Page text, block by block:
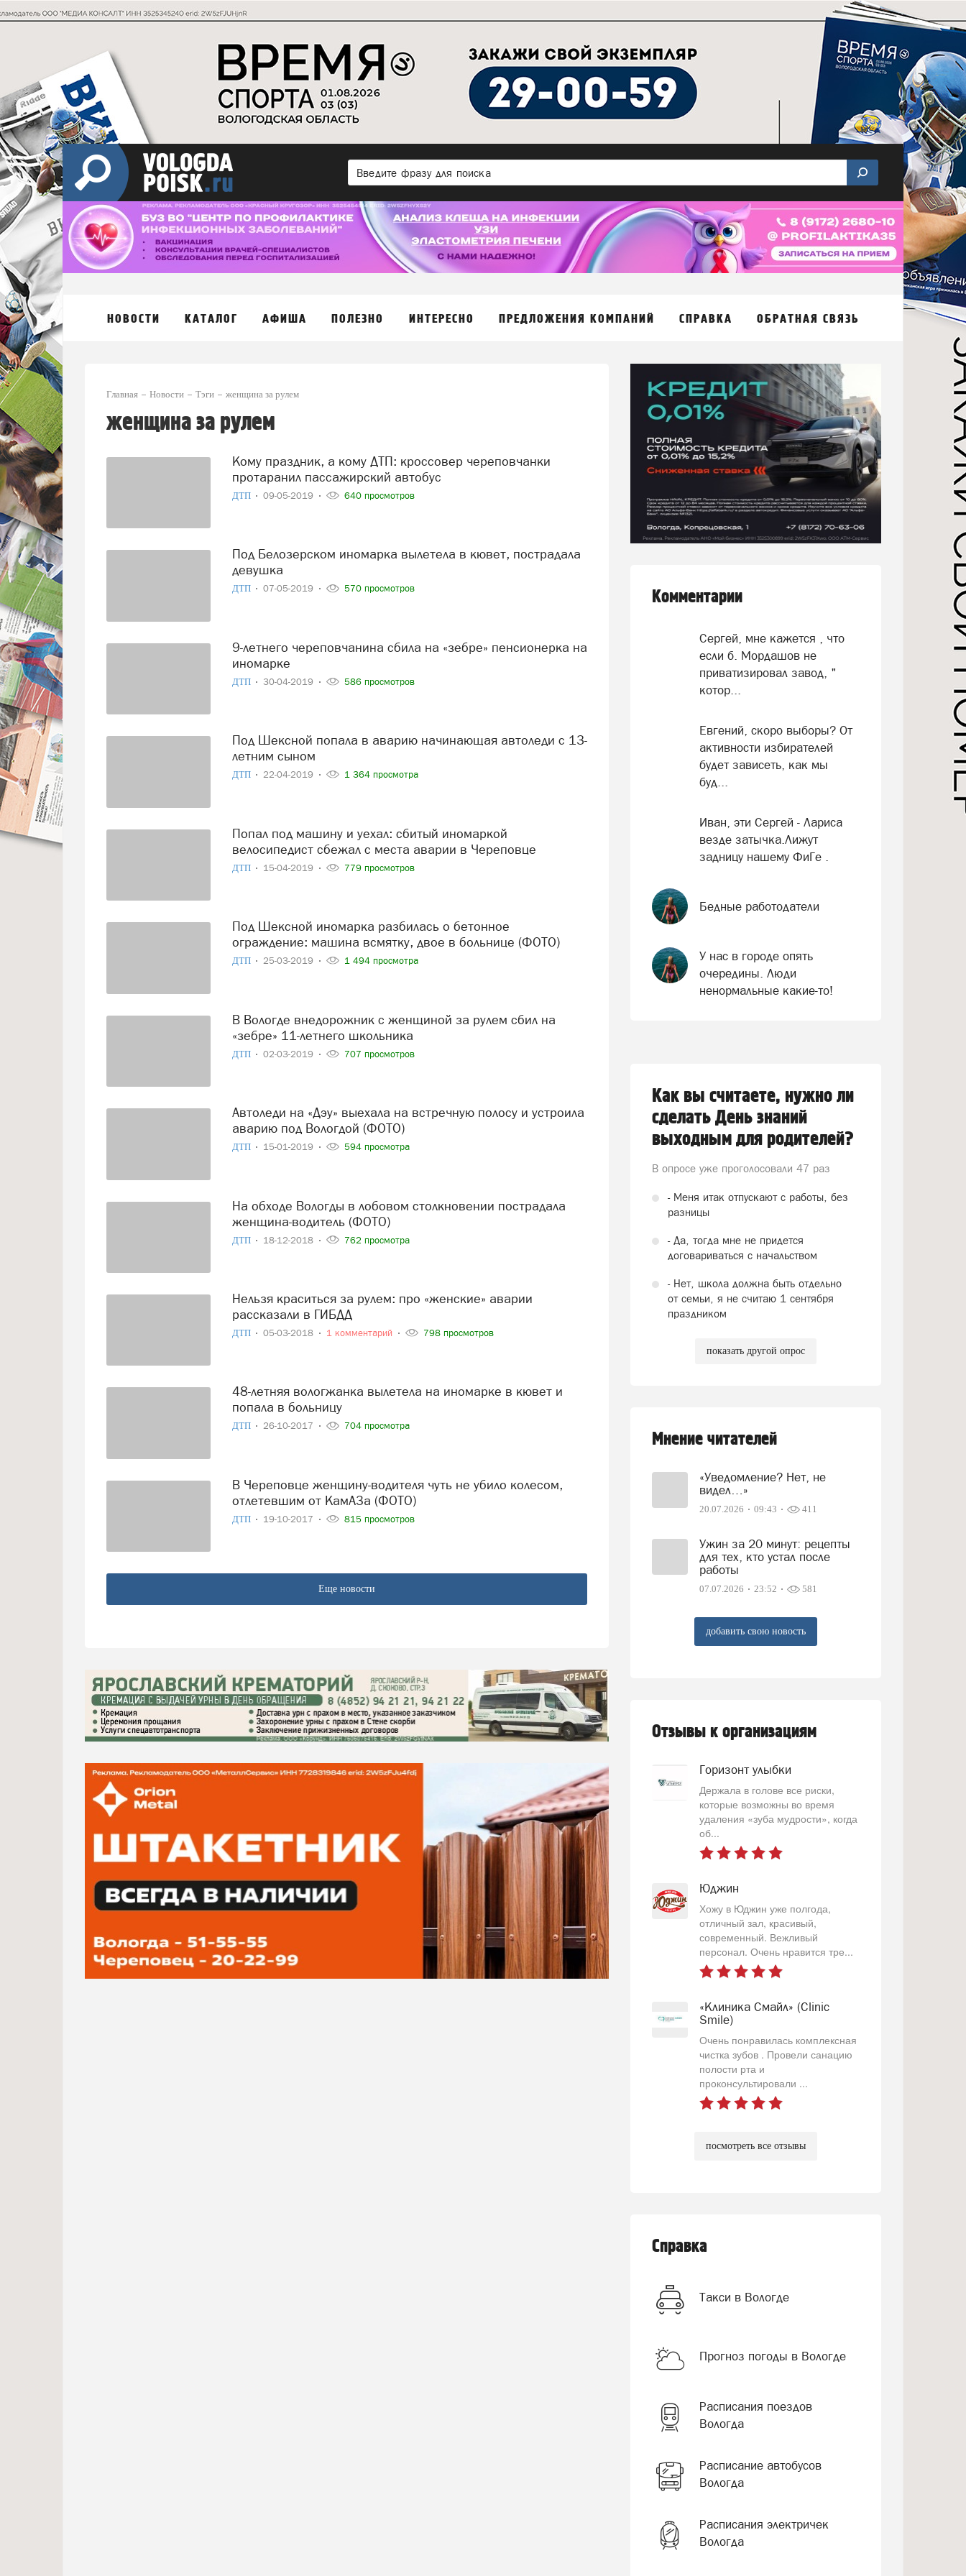
НОВОСТИ КАТАЛОГ АФИША ПОЛЕЗНО ИНТЕРЕСНО ПРЕДЛОЖЕНИЯ КОМПАНИЙ СПРАВКА ОБРАТНАЯ СВЯЗЬ
Главная Новости Тэги женщина за рулем
женщина за рулем
Кому праздник, а кому ДТП: кроссовер череповчанки
протаранил пассажирский автобус
ДТП 09-05-2019 640 просмотров
Под Белозерском иномарка вылетела в кювет, пострадала
девушка
ДТП 07-05-2019 570 просмотров
9-летнего череповчанина сбила на «зебре» пенсионерка на
иномарке
ДТП 30-04-2019 586 просмотров
Под Шексной попала в аварию начинающая автоледи с 13-
летним сыном
ДТП 22-04-2019 1 364 просмотра
Попал под машину и уехал: сбитый иномаркой
велосипедист сбежал с места аварии в Череповце
ДТП 15-04-2019 779 просмотров
Под Шексной иномарка разбилась о бетонное
ограждение: машина всмятку, двое в больнице (ФОТО)
ДТП 25-03-2019 1 494 просмотра
В Вологде внедорожник с женщиной за рулем сбил на
«зебре» 11-летнего школьника
ДТП 02-03-2019 707 просмотров
Автоледи на «Дэу» выехала на встречную полосу и устроила
аварию под Вологдой (ФОТО)
ДТП 15-01-2019 594 просмотра
На обходе Вологды в лобовом столкновении пострадала
женщина-водитель (ФОТО)
ДТП 18-12-2018 762 просмотра
Нельзя краситься за рулем: про «женские» аварии
рассказали в ГИБДД
ДТП 05-03-2018 1 комментарий 798 просмотров
48-летняя вологжанка вылетела на иномарке в кювет и
попала в больницу
ДТП 26-10-2017 704 просмотра
В Череповце женщину-водителя чуть не убило колесом,
отлетевшим от КамАЗа (ФОТО)
ДТП 19-10-2017 815 просмотров
Еще новости
Комментарии
Сергей, мне кажется , что
если б. Мордашов не
приватизировал завод, "
котор...
Евгений, скоро выборы? От
активности избирателей
будет зависеть, как мы
буд...
Иван, эти Сергей - Лариса
везде затычка.Лижут
задницу нашему ФиГе .
Бедные работодатели
У нас в городе опять
очередины. Люди
ненормальные какие-то!
Как вы считаете, нужно ли
сделать День знаний
выходным для родителей?
В опросе уже проголосовали 47 раз
- Меня итак отпускают с работы, без
разницы
- Да, тогда мне не придется
договариваться с начальством
- Нет, школа должна быть отдельно
от семьи, я не считаю 1 сентября
праздником
показать другой опрос
Мнение читателей
«Уведомление? Нет, не
видел…»
20.07.2026 09:43 411
Ужин за 20 минут: рецепты
для тех, кто устал после
работы
07.07.2026 23:52 581
добавить свою новость
Отзывы к организациям
Горизонт улыбки
Держала в голове все риски,
которые возможны во время
удаления «зуба мудрости», когда
об...
Юджин
Хожу в Юджин уже полгода,
отличный зал, красивый,
современный. Вежливый
персонал. Очень нравится тре...
«Клиника Смайл» (Clinic
Smile)
Очень понравилась комплексная
чистка зубов . Провели санацию
полости рта и
проконсультировали ...
посмотреть все отзывы
Справка
Такси в Вологде
Прогноз погоды в Вологде
Расписания поездов
Вологда
Расписание автобусов
Вологда
Расписания электричек
Вологда